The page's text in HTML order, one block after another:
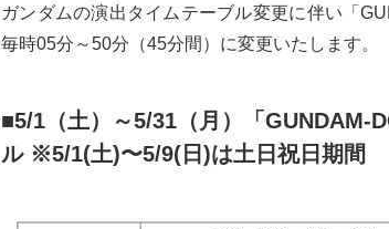
ガンダムの演出タイムテーブル変更に伴い「
毎時05分～50分（45分間）に変更いたします。
■5/1（土）～5/31（月）「GUNDAM-
ル ※5/1(土)〜5/9(日)は土日祝日期間